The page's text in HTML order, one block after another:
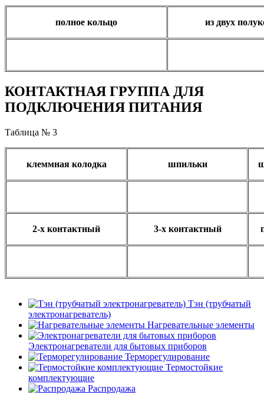
полное кольцо из двух
КОНТАКТНАЯ ГРУППА ДЛЯ
ПОДКЛЮЧЕНИЯ ПИТАНИЯ
Таблица № 3
клеммная колодка шпильки
2-х контактный 3-х контактный
Тэн (трубчатый
электронагреватель)
Нагревательные элементы
Электронагреватели для бытовых приборов
Терморегулирование
Термостойкие
комплектующие
Распродажа